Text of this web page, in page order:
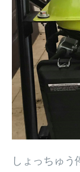
しょっちゅう